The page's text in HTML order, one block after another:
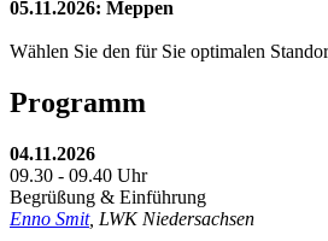
05.11.2026: Meppen
Wählen Sie den für Sie optimalen
Programm
04.11.2026
09.30 - 09.40 Uhr
Begrüßung & Einführung
Enno Smit, LWK Niedersachsen